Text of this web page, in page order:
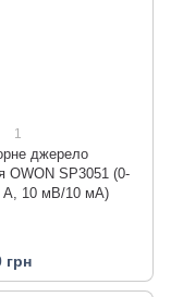
1
джерело
OWON SP3051 (0-
А, 10 мВ/10 мА)
грн